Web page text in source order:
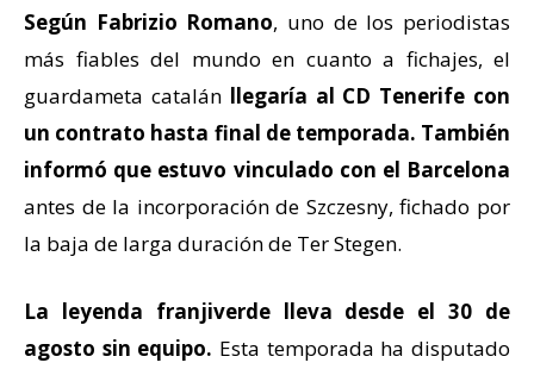
Según Fabrizio Romano, uno de los periodistas
más fiables del mundo en cuanto a fichajes, el
guardameta catalán llegaría al CD Tenerife con
un contrato hasta final de temporada. También
informó que estuvo vinculado con el Barcelona
antes de la incorporación de Szczesny, fichado por
la baja de larga duración de Ter Stegen.
La leyenda franjiverde lleva desde el 30 de
agosto sin equipo. Esta temporada ha disputado